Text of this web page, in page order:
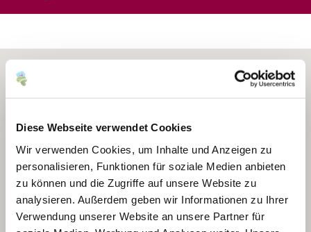
Diese Webseite verwendet Cookies
Wir verwenden Cookies, um Inhalte und Anzeigen zu
personalisieren, Funktionen für soziale Medien anbieten
zu können und die Zugriffe auf unsere Website zu
analysieren. Außerdem geben wir Informationen zu Ihrer
Verwendung unserer Website an unsere Partner für